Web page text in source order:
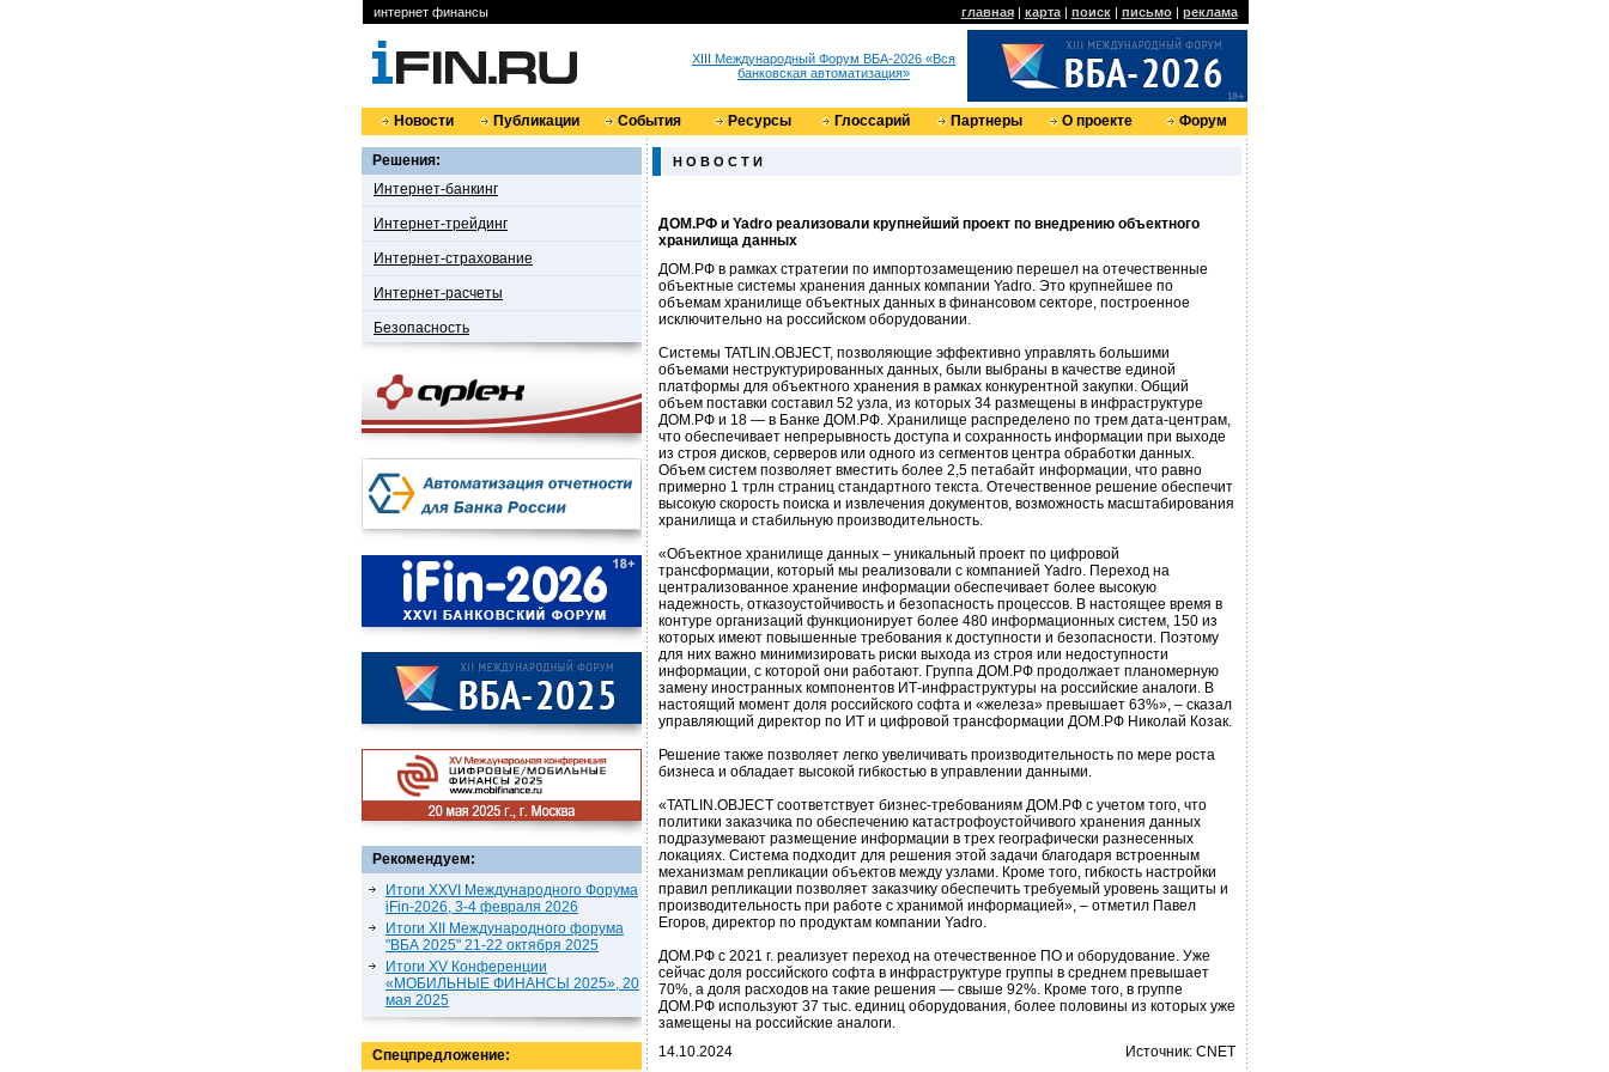
интернет финансы главная| карта| поиск| письмо| реклама
XIII Международный Форум ВБА-2026 «Вся
банковская автоматизация»
Новости Публикации События Ресурсы Глоссарий Партнеры О проекте Форум
Решения:
Интернет-банкинг
Интернет-трейдинг
Интернет-страхование
Интернет-расчеты
Безопасность
Рекомендуем:
Итоги XXVI Международного Форума
iFin-2026, 3-4 февраля 2026
Итоги XII Международного форума
"ВБА 2025" 21-22 октября 2025
Итоги XV Конференции
«МОБИЛЬНЫЕ ФИНАНСЫ 2025», 20
мая 2025
Спецпредложение:
Н О В О С Т И
ДОМ.РФ и Yadro реализовали крупнейший проект по внедрению объектного
хранилища данных
ДОМ.РФ в рамках стратегии по импортозамещению перешел на отечественные
объектные системы хранения данных компании Yadro. Это крупнейшее по
объемам хранилище объектных данных в финансовом секторе, построенное
исключительно на российском оборудовании.
Системы TATLIN.OBJECT, позволяющие эффективно управлять большими
объемами неструктурированных данных, были выбраны в качестве единой
платформы для объектного хранения в рамках конкурентной закупки. Общий
объем поставки составил 52 узла, из которых 34 размещены в инфраструктуре
ДОМ.РФ и 18 — в Банке ДОМ.РФ. Хранилище распределено по трем дата-центрам,
что обеспечивает непрерывность доступа и сохранность информации при выходе
из строя дисков, серверов или одного из сегментов центра обработки данных.
Объем систем позволяет вместить более 2,5 петабайт информации, что равно
примерно 1 трлн страниц стандартного текста. Отечественное решение обеспечит
высокую скорость поиска и извлечения документов, возможность масштабирования
хранилища и стабильную производительность.
«Объектное хранилище данных – уникальный проект по цифровой
трансформации, который мы реализовали с компанией Yadro. Переход на
централизованное хранение информации обеспечивает более высокую
надежность, отказоустойчивость и безопасность процессов. В настоящее время в
контуре организаций функционирует более 480 информационных систем, 150 из
которых имеют повышенные требования к доступности и безопасности. Поэтому
для них важно минимизировать риски выхода из строя или недоступности
информации, с которой они работают. Группа ДОМ.РФ продолжает планомерную
замену иностранных компонентов ИТ-инфраструктуры на российские аналоги. В
настоящий момент доля российского софта и «железа» превышает 63%», – сказал
управляющий директор по ИТ и цифровой трансформации ДОМ.РФ Николай Козак.
Решение также позволяет легко увеличивать производительность по мере роста
бизнеса и обладает высокой гибкостью в управлении данными.
«TATLIN.OBJECT соответствует бизнес-требованиям ДОМ.РФ с учетом того, что
политики заказчика по обеспечению катастрофоустойчивого хранения данных
подразумевают размещение информации в трех географически разнесенных
локациях. Система подходит для решения этой задачи благодаря встроенным
механизмам репликации объектов между узлами. Кроме того, гибкость настройки
правил репликации позволяет заказчику обеспечить требуемый уровень защиты и
производительность при работе с хранимой информацией», – отметил Павел
Егоров, директор по продуктам компании Yadro.
ДОМ.РФ с 2021 г. реализует переход на отечественное ПО и оборудование. Уже
сейчас доля российского софта в инфраструктуре группы в среднем превышает
70%, а доля расходов на такие решения — свыше 92%. Кроме того, в группе
ДОМ.РФ используют 37 тыс. единиц оборудования, более половины из которых уже
замещены на российские аналоги.
14.10.2024
Источник: CNET